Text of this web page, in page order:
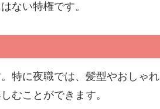
ない特権です。
特に夜職では、髪型やおしゃ
むことができます。